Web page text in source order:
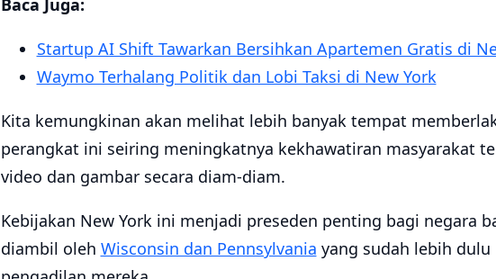
Startup AI Shift Tawarkan Bersihkan Apartemen Gratis di
Waymo Terhalang Politik dan Lobi Taksi di New York
Kita kemungkinan akan melihat lebih banyak tempat
perangkat ini seiring meningkatnya kekhawatiran masyarakat
video dan gambar secara diam-diam.
Kebijakan New York ini menjadi preseden penting bagi negara
diambil oleh Wisconsin dan Pennsylvania yang sudah lebih